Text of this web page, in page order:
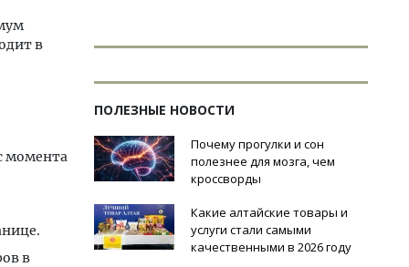
в
момента
в
ПОЛЕЗНЫЕ НОВОСТИ
Почему прогулки и сон
полезнее для мозга, чем
кроссворды
Какие алтайские товары и
услуги стали самыми
качественными в 2026 году